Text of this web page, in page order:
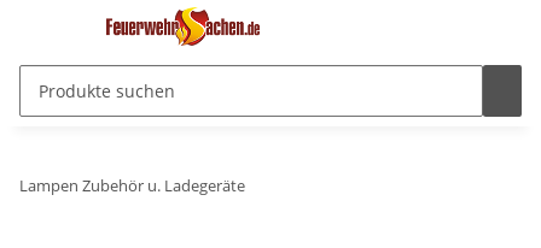
Lampen Zubehör u. Ladegeräte